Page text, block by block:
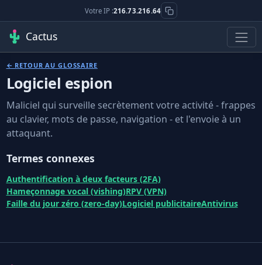
Votre IP :216.73.216.64
Cactus
← RETOUR AU GLOSSAIRE
Logiciel espion
Maliciel qui surveille secrètement votre activité - frappes
au clavier, mots de passe, navigation - et l'envoie à un
attaquant.
Termes connexes
Authentification à deux facteurs (2FA)
Hameçonnage vocal (vishing)RPV (VPN)
Faille du jour zéro (zero-day)Logiciel publicitaireAntivirus